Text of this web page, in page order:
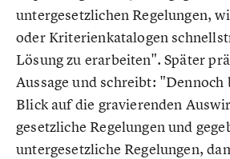
untergesetzlichen Regelungen,
oder Kriterienkatalogen
Lösung zu erarbeiten". Später
Aussage und schreibt: "Dennoch
Blick auf die gravierenden
gesetzliche Regelungen und
untergesetzliche Regelungen,